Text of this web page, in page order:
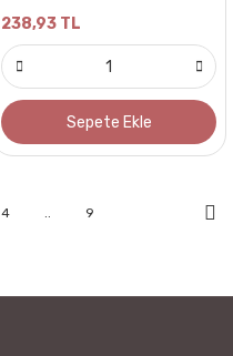
238,93 TL
Sepete Ekle
4 .. 9